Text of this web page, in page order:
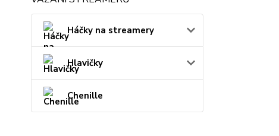
Háčky na streamery
Hlavičky
Chenille